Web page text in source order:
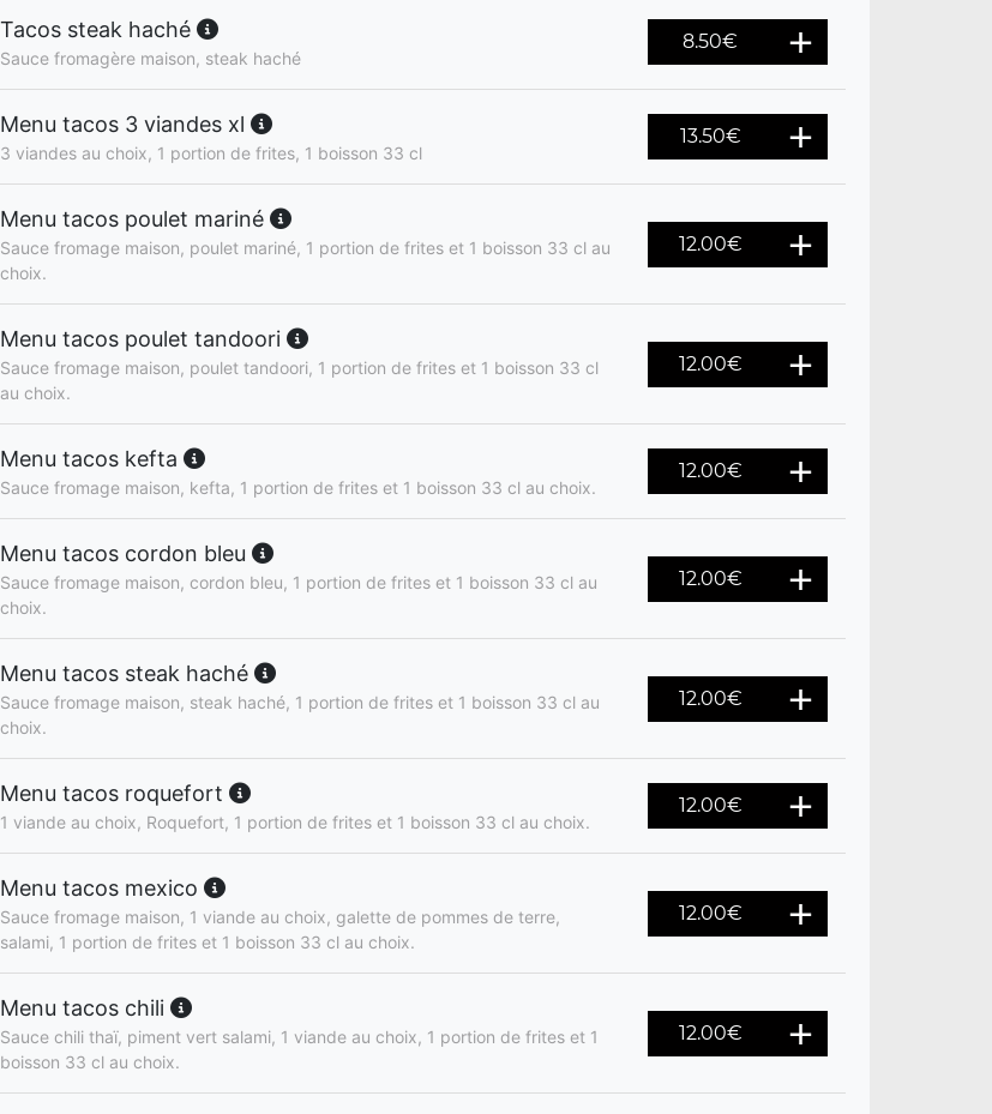
Tacos steak haché
Sauce fromagère maison, steak haché
8.50€
Menu tacos 3 viandes xl
3 viandes au choix, 1 portion de frites, 1 boisson 33 cl
13.50€
Menu tacos poulet mariné
Sauce fromage maison, poulet mariné, 1 portion de frites et 1 boisson 33 cl au
choix.
12.00€
Menu tacos poulet tandoori
Sauce fromage maison, poulet tandoori, 1 portion de frites et 1 boisson 33 cl
au choix.
12.00€
Menu tacos kefta
Sauce fromage maison, kefta, 1 portion de frites et 1 boisson 33 cl au choix.
12.00€
Menu tacos cordon bleu
Sauce fromage maison, cordon bleu, 1 portion de frites et 1 boisson 33 cl au
choix.
12.00€
Menu tacos steak haché
Sauce fromage maison, steak haché, 1 portion de frites et 1 boisson 33 cl au
choix.
12.00€
Menu tacos roquefort
1 viande au choix, Roquefort, 1 portion de frites et 1 boisson 33 cl au choix.
12.00€
Menu tacos mexico
Sauce fromage maison, 1 viande au choix, galette de pommes de terre,
salami, 1 portion de frites et 1 boisson 33 cl au choix.
12.00€
Menu tacos chili
Sauce chili thaï, piment vert salami, 1 viande au choix, 1 portion de frites et 1
boisson 33 cl au choix.
12.00€